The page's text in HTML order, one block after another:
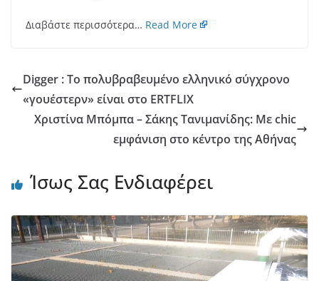
Διαβάστε περισσότερα… Read More
Digger : Το πολυβραβευμένο ελληνικό σύγχρονο
«γουέστερν» είναι στο ERTFLIX
Χριστίνα Μπόμπα – Σάκης Τανιμανίδης: Με chic
εμφάνιση στο κέντρο της Αθήνας
Ίσως Σας Ενδιαφέρει